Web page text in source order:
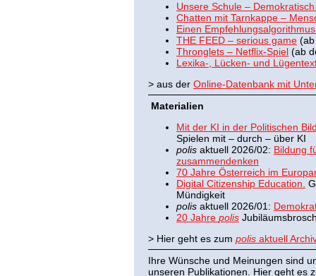
Unsere Schule –
Chatten mit Tarnkappe –
Einen
THE FEED – serious game
Thronglets – Netflix-Spiel (ab
Lexika-, Lücken- und
> aus der Online-Datenbank mit
Materialien
Mit der KI in der Politischen
Spielen mit – durch – über KI
polis aktuell 2026/02: Bildung
zusammendenken
70 Jahre Österreich im
Digital Citizenship Education.
Mündigkeit
polis aktuell 2026/01:
20 Jahre polis
> Hier geht es zum polis aktuell Archiv
Ihre Wünsche und Meinungen sind
unseren Publikationen. Hier geht es